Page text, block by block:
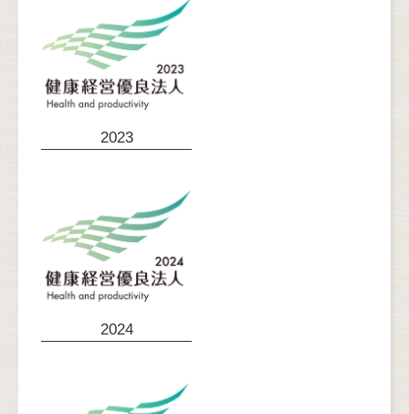
2023
2024